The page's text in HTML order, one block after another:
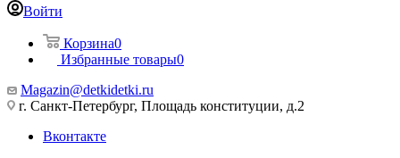
Войти
Корзина0
Избранные товары0
Magazin@detkidetki.ru
г. Санкт-Петербург, Площадь конституции, д.2
Вконтакте